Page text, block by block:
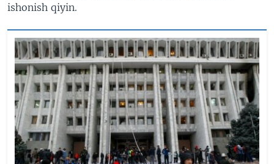
ishonish qiyin.